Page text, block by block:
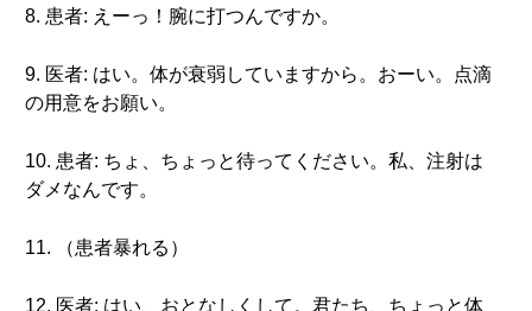
8. 患者: えーっ！腕に打つんですか。
9. 医者: はい。体が衰弱していますから。おーい。点滴
の用意をお願い。
10. 患者: ちょ、ちょっと待ってください。私、注射は
ダメなんです。
11. （患者暴れる）
12. 医者: はい、おとなしくして。君たち、ちょっと体